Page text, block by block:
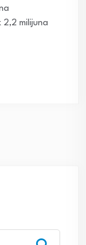
milijuna